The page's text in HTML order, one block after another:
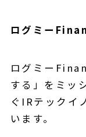
ログミー
ログミー
する」をミッ
ぐIRテックイ
います。